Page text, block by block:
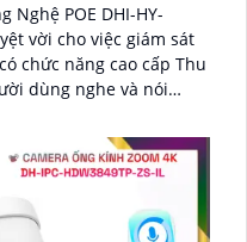
Nghệ POE DHI-HY-
vời cho việc giám sát
dùng nghe và nói